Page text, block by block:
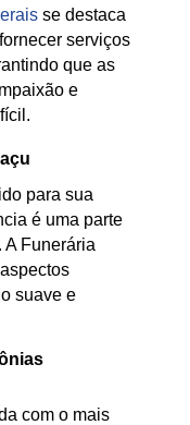
se destaca
serviços
que as
e
para sua
é uma parte
Funerária
suave e
com o mais